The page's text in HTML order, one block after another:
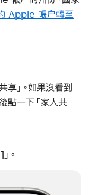
Apple 帳户轉至
享」。如果沒看到
點一下「家人共
。